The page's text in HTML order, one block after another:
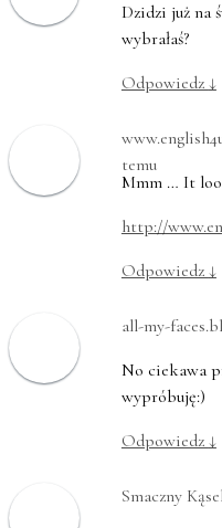
Dzidzi już na
wybrałaś?
Odpowiedz ↓
temu
Mmm … It
http://
Odpowiedz ↓
all-my-
No ciekawa
wypróbuję:)
Odpowiedz ↓
Smaczny